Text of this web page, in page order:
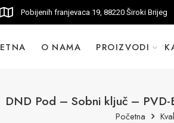
Pobijenih franjevaca 19, 88220 Široki Brijeg
O NAMA PROIZVODI
DND Pod – Sobni ključ – PVD-
Početna